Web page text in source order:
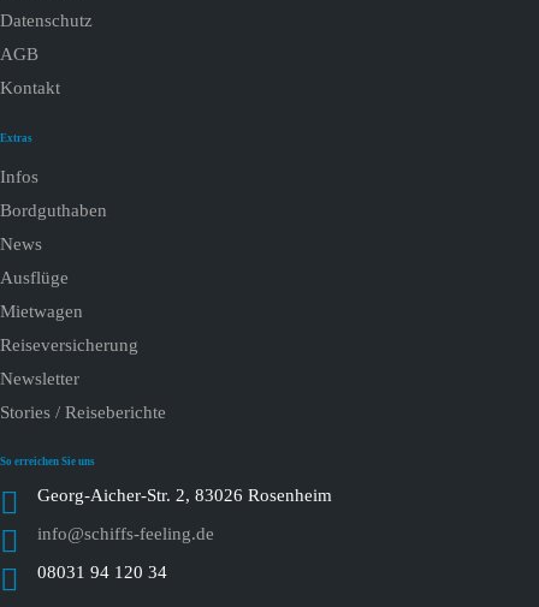
Datenschutz
AGB
Kontakt
Extras
Infos
Bordguthaben
News
Ausflüge
Mietwagen
Reiseversicherung
Newsletter
Stories / Reiseberichte
So erreichen Sie uns
Georg-Aicher-Str. 2, 83026 Rosenheim
info@schiffs-feeling.de
08031 94 120 34